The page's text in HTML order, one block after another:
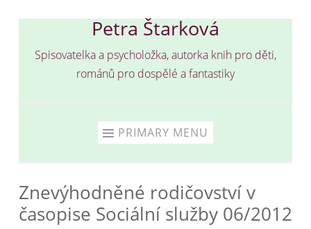
content
Petra Štarková
Spisovatelka a psycholožka, autorka knih pro děti,
románů pro dospělé a fantastiky
PRIMARY MENU
Znevýhodněné rodičovství v
časopise Sociální služby 06/2012